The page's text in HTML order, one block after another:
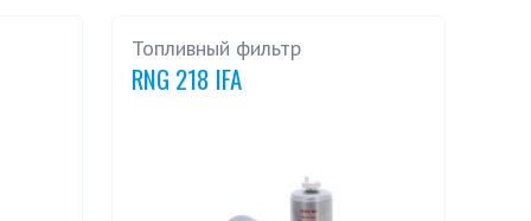
Топливный фильтр
RNG 218 IFA